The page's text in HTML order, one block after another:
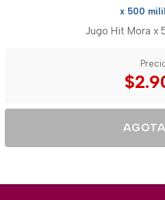
x 500
Jugo Hit Mora x